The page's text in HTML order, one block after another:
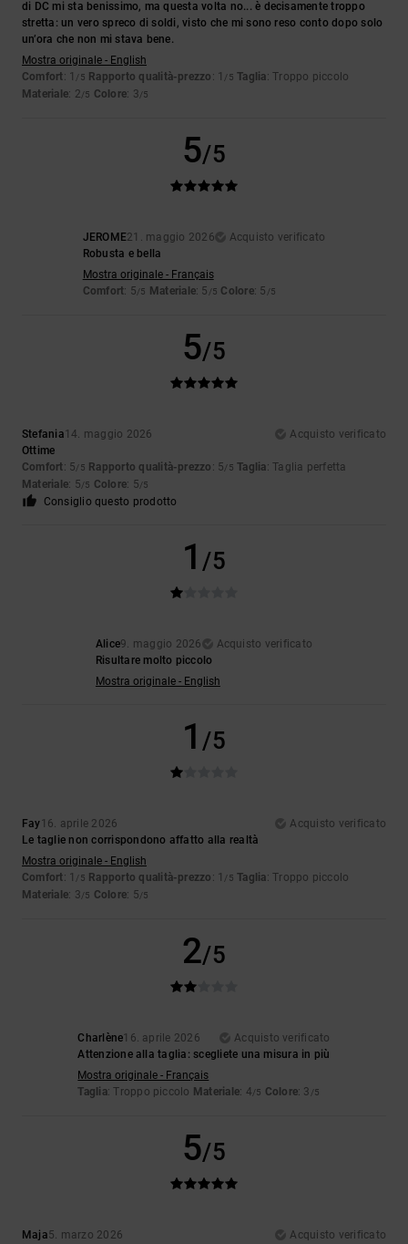
di DC mi sta benissimo, ma questa volta no... è decisamente troppo
stretta: un vero spreco di soldi, visto che mi sono reso conto dopo solo
un’ora che non mi stava bene.
Mostra originale - English
Comfort: 1 /5 Rapporto qualità-prezzo : 1 /5 Taglia: Troppo piccolo
Materiale: 2/5 Colore: 3/5
5/5
JEROME21. maggio 2026
Acquisto verificato
Robusta e bella
Mostra originale - Français
Comfort: 5/5 Materiale: 5 /5 Colore: 5 /5
5/5
Stefania14. maggio 2026
Acquisto verificato
Ottime
Comfort: 5/5 Rapporto qualità-prezzo : 5/5 Taglia: Taglia perfetta
Materiale: 5/5 Colore: 5/5
Consiglio questo prodotto
1/5
Alice9. maggio 2026
Acquisto verificato
Risultare molto piccolo
Mostra originale - English
1/5
Fay16. aprile 2026
Acquisto verificato
Le taglie non corrispondono affatto alla realtà
Mostra originale - English
Comfort: 1 /5 Rapporto qualità-prezzo : 1 /5 Taglia: Troppo piccolo
Materiale: 3/5 Colore: 5/5
2/5
Charlène16. aprile 2026
Acquisto verificato
Attenzione alla taglia: scegliete una misura in più
Mostra originale - Français
Taglia: Troppo piccolo Materiale: 4/5 Colore: 3 /5
5/5
Maja5. marzo 2026
Acquisto verificato